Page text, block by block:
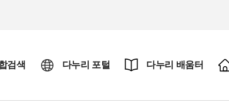
검색 다누리 포털 다누리 배움터